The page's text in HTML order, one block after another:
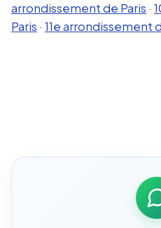
arrondissement de Paris ·
Paris · 11e arrondissement